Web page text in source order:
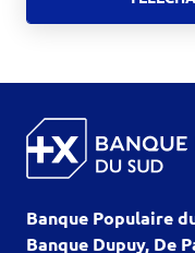
Banque Populaire
Banque Dupuy, De